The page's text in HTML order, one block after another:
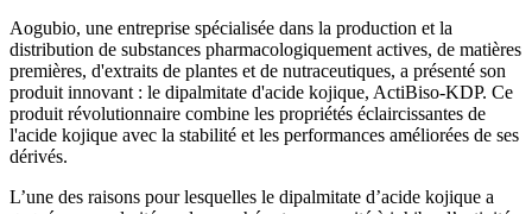
Aogubio, une entreprise spécialisée dans la production et la
distribution de substances pharmacologiquement actives, de matières
premières, d'extraits de plantes et de nutraceutiques, a présenté son
produit innovant : le dipalmitate d'acide kojique, ActiBiso-KDP. Ce
produit révolutionnaire combine les propriétés éclaircissantes de
l'acide kojique avec la stabilité et les performances améliorées de ses
dérivés.
L’une des raisons pour lesquelles le dipalmitate d’acide kojique a